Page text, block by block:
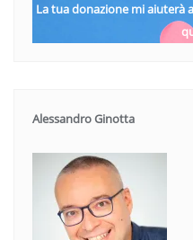
La tua donazione mi aiuterà
Alessandro Ginotta